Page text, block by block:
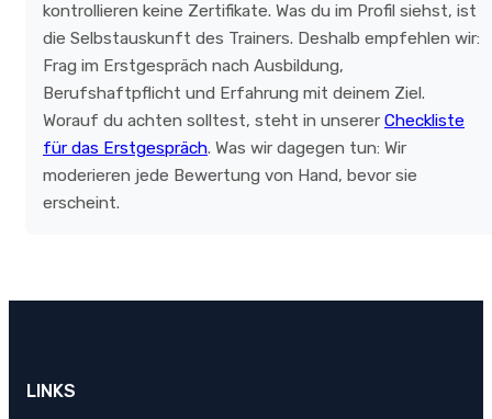
kontrollieren keine Zertifikate. Was du im Profil siehst, ist
die Selbstauskunft des Trainers. Deshalb empfehlen wir:
Frag im Erstgespräch nach Ausbildung,
Berufshaftpflicht und Erfahrung mit deinem Ziel.
Worauf du achten solltest, steht in unserer Checkliste
für das Erstgespräch. Was wir dagegen tun: Wir
moderieren jede Bewertung von Hand, bevor sie
erscheint.
LINKS